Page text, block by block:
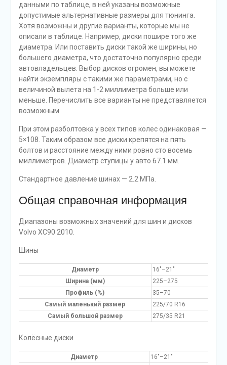
данными по таблице, в ней указаны возможные
допустимые альтернативные размеры для тюнинга.
Хотя возможны и другие варианты, которые мы не
описали в таблице. Например, диски пошире того же
диаметра. Или поставить диски такой же ширины, но
большего диаметра, что достаточно популярно среди
автовладельцев. Выбор дисков огромен, вы можете
найти экземпляры с такими же параметрами, но с
величиной вылета на 1-2 миллиметра больше или
меньше. Перечислить все варианты не представляется
возможным.
При этом разболтовка у всех типов колес одинаковая —
5×108. Таким образом все диски крепятся на пять
болтов и расстояние между ними ровно сто восемь
миллиметров. Диаметр ступицы у авто 67.1 мм.
Стандартное давление шинах — 2.2 МПа.
Общая справочная информация
Диапазоны возможных значений для шин и дисков
Volvo XC90 2010.
Шины
Диаметр
16″–21″
Ширина (мм)
225–275
Профиль (%)
35–70
Самый маленький размер
225/70 R16
Самый большой размер
275/35 R21
Колёсные диски
Диаметр
16″–21″